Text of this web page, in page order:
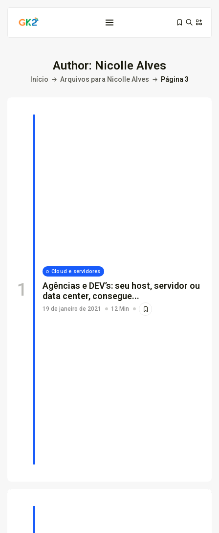
Author: Nicolle Alves
Início Arquivos para Nicolle Alves Página 3
Cloud e servidores
Agências e DEV’s: seu host, servidor ou
data center, consegue...
19 de janeiro de 2021 12 Min